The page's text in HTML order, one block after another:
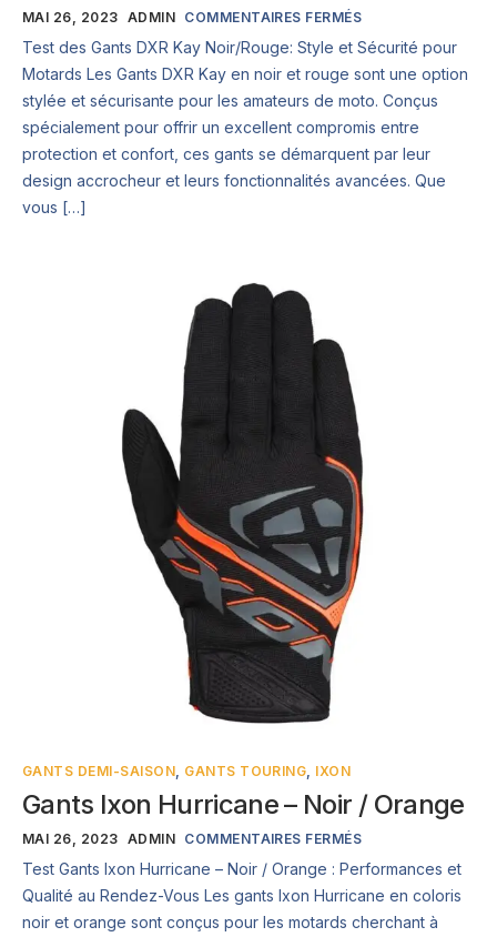
MAI 26, 2023 ADMIN COMMENTAIRES FERMÉS
Test des Gants DXR Kay Noir/Rouge: Style et Sécurité pour
Motards Les Gants DXR Kay en noir et rouge sont une option
stylée et sécurisante pour les amateurs de moto. Conçus
spécialement pour offrir un excellent compromis entre
protection et confort, ces gants se démarquent par leur
design accrocheur et leurs fonctionnalités avancées. Que
vous […]
GANTS DEMI-SAISON GANTS TOURING IXON
Gants Ixon Hurricane – Noir / Orange
MAI 26, 2023 ADMIN COMMENTAIRES FERMÉS
Test Gants Ixon Hurricane – Noir / Orange : Performances et
Qualité au Rendez-Vous Les gants Ixon Hurricane en coloris
noir et orange sont conçus pour les motards cherchant à